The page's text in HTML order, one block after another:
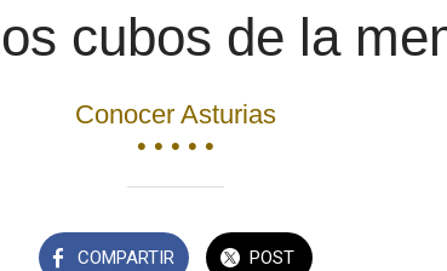
cubos de la
Conocer Asturias
• • • • •
COMPARTIR POST